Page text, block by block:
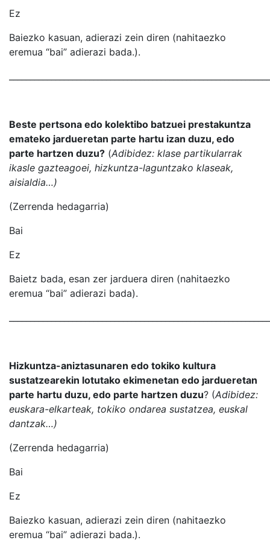
Ez
Baiezko kasuan, adierazi zein diren (nahitaezko
eremua “bai” adierazi bada.).
Beste pertsona edo kolektibo batzuei prestakuntza
emateko jardueretan parte hartu izan duzu, edo
parte hartzen duzu? (Adibidez: klase partikularrak
ikasle gazteagoei, hizkuntza-laguntzako klaseak,
aisialdia…)
(Zerrenda hedagarria)
Bai
Ez
Baietz bada, esan zer jarduera diren (nahitaezko
eremua “bai” adierazi bada).
Hizkuntza-aniztasunaren edo tokiko kultura
sustatzearekin lotutako ekimenetan edo jardueretan
parte hartu duzu, edo parte hartzen duzu? (Adibidez:
euskara-elkarteak, tokiko ondarea sustatzea, euskal
dantzak…)
(Zerrenda hedagarria)
Bai
Ez
Baiezko kasuan, adierazi zein diren (nahitaezko
eremua “bai” adierazi bada.).